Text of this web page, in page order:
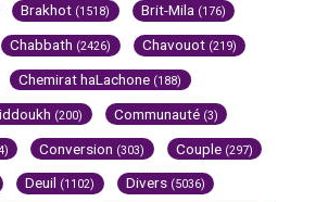
Brakhot (1518) Brit-Mila (176)
Chabbath (2426) Chavouot (219)
Chemirat haLachone (188)
(200) Communauté (3)
Conversion (303) Couple (297)
Deuil (1102) Divers (5036)